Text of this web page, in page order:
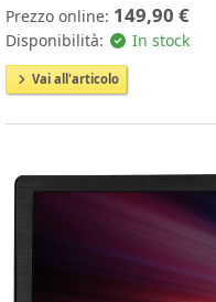
Prezzo online: 149,90 €
Disponibilità: In stock
Vai all'articolo